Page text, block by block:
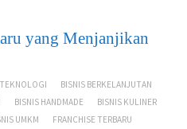
yang Menjanjikan
BISNIS BERKELANJUTAN
BISNIS HANDMADE
BISNIS KULINER
UMKM
FRANCHISE TERBARU